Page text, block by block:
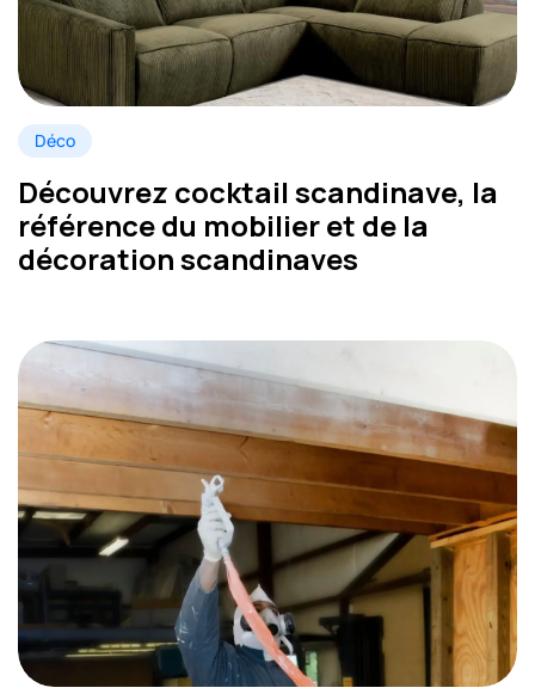
Déco
Découvrez cocktail scandinave, la
référence du mobilier et de la
décoration scandinaves